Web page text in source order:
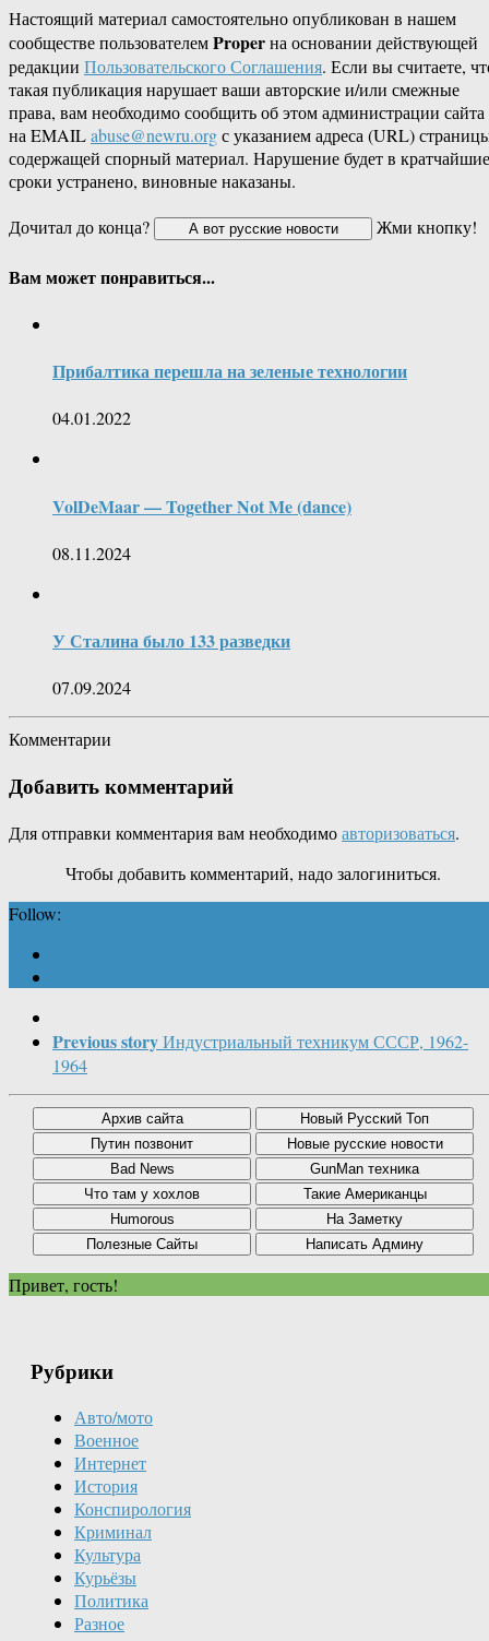
Настоящий материал самостоятельно опубликован в нашем
сообществе пользователемProperна основании действующей
редакции Пользовательского Соглашения. Если вы считаете,
такая публикация нарушает ваши авторские и/или смежные
права, вам необходимо сообщить об этом администрации сайта
на EMAILabuse@newru.orgс указанием адреса (URL)
содержащей спорный материал. Нарушение будет в кратчайшие
сроки устранено, виновные наказаны.
Дочитал до конца?
Жми кнопку!
Вам может понравиться...
Прибалтика перешла на зеленые технологии
04.01.2022
VolDeMaar — Together Not Me (dance)
08.11.2024
У Сталина было 133 разведки
07.09.2024
Комментарии
Добавить комментарий
Для отправки комментария вам необходимоавторизоваться.
Чтобы добавить комментарий, надо залогиниться.
Follow:
Previous storyИндустриальный техникум СССР, 1962-
1964
Привет, гость!
Рубрики
Авто/мото
Военное
Интернет
История
Конспирология
Криминал
Культура
Курьёзы
Политика
Разное